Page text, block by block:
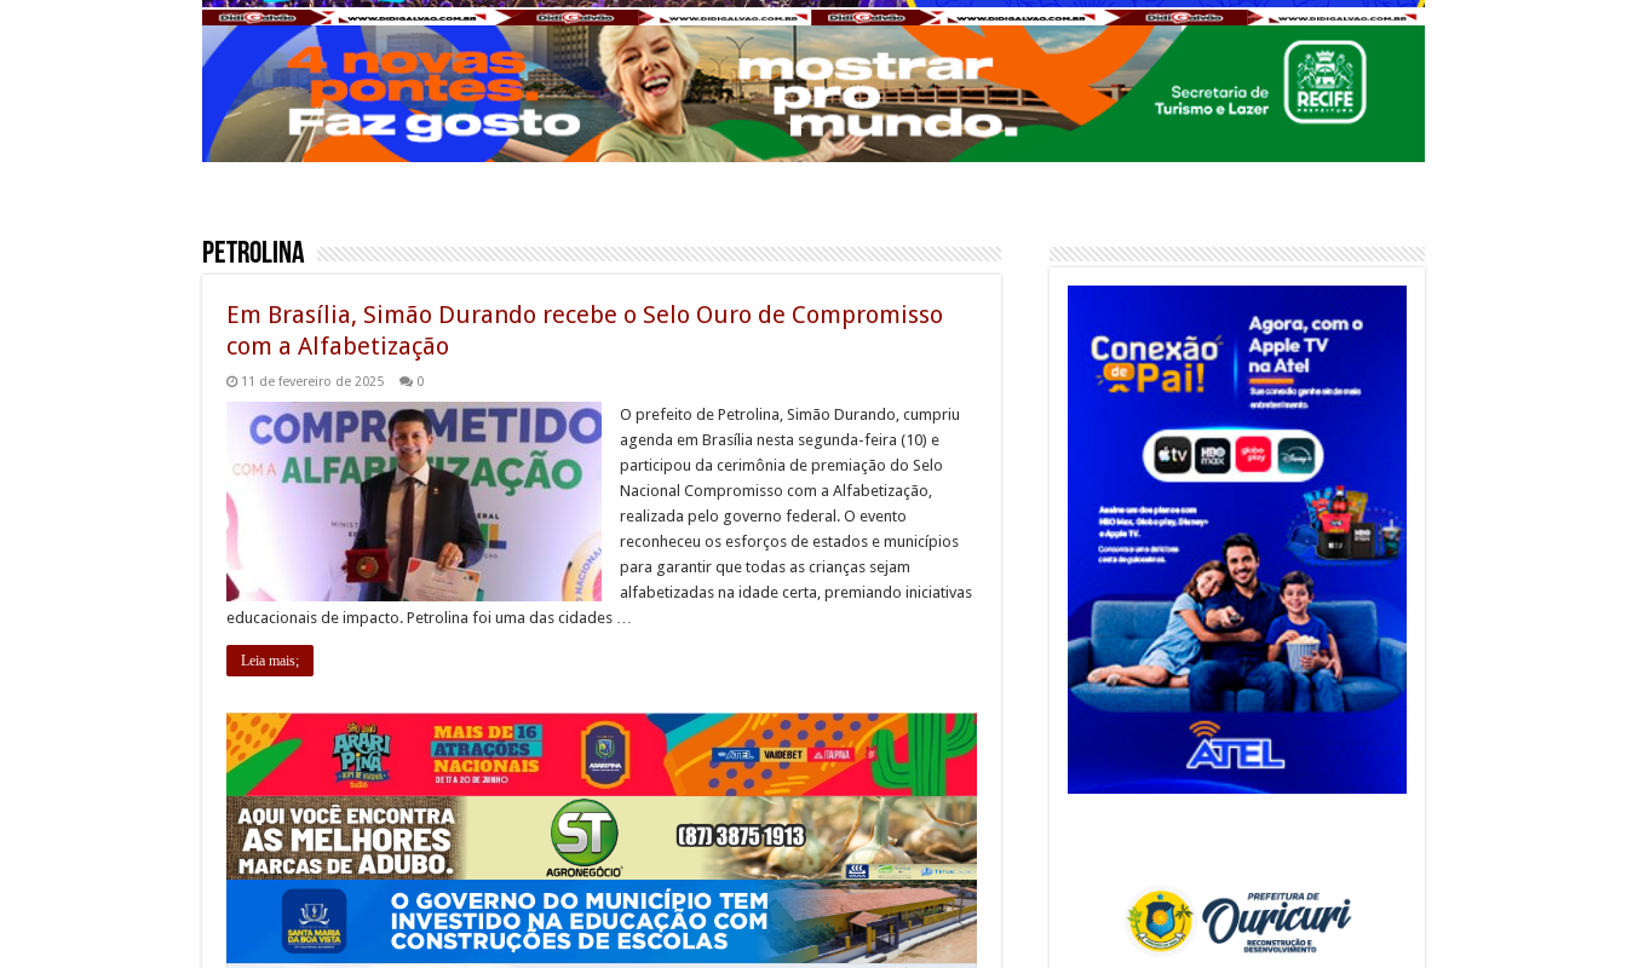
Petrolina
Em Brasília, Simão Durando recebe o Selo Ouro de Compromisso
com a Alfabetização
11 de fevereiro de 2025 0
O prefeito de Petrolina, Simão Durando, cumpriu
agenda em Brasília nesta segunda-feira (10) e
participou da cerimônia de premiação do Selo
Nacional Compromisso com a Alfabetização,
realizada pelo governo federal. O evento
reconheceu os esforços de estados e municípios
para garantir que todas as crianças sejam
alfabetizadas na idade certa, premiando iniciativas
educacionais de impacto. Petrolina foi uma das cidades …
Leia mais;